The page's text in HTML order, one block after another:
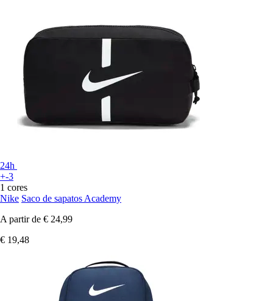
24h
+-3
1 cores
Nike Saco de sapatos Academy
A partir de € 24,99
€ 19,48